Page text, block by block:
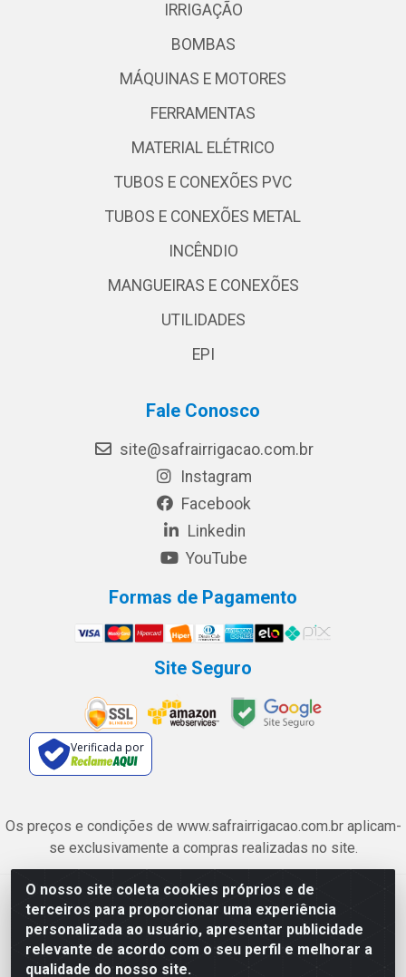
O nosso site coleta cookies próprios e de
terceiros para proporcionar uma experiência
personalizada ao usuário, apresentar publicidade
relevante de acordo com o seu perfil e melhorar a
qualidade do nosso site.
IRRIGAÇÃO
BOMBAS
MÁQUINAS E MOTORES
FERRAMENTAS
MATERIAL ELÉTRICO
TUBOS E CONEXÕES PVC
TUBOS E CONEXÕES METAL
INCÊNDIO
MANGUEIRAS E CONEXÕES
UTILIDADES
EPI
Fale Conosco
site@safrairrigacao.com.br
Instagram
Facebook
Linkedin
YouTube
Formas de Pagamento
Site Seguro
Verificada por
Os preços e condições de www.safrairrigacao.com.br aplicam-
se exclusivamente a compras realizadas no site.
Safra Agrícola e Pecuária LTDA - Avenida Castelo Branco, 5330 -
Esplanada dos Anicuns, Goiânia/GO - CEP 74.433-205 - CNPJ
06.315.490/0001-00